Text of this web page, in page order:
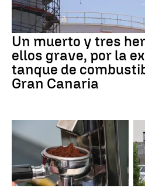
Un muerto y tres
ellos grave, por la
tanque de
Gran Canaria